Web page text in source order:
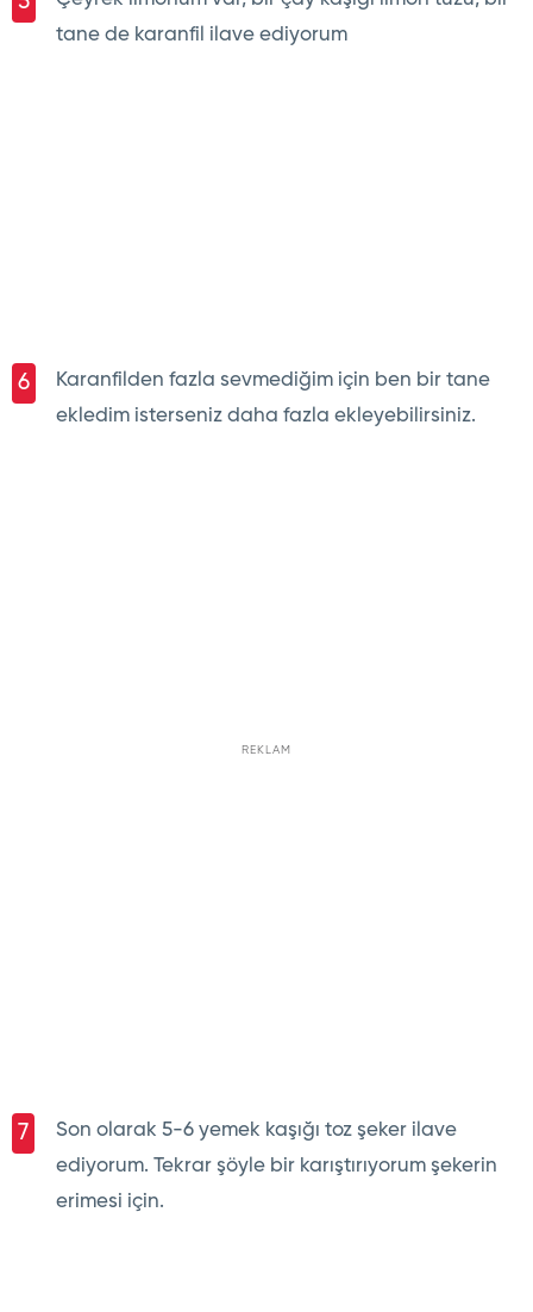
tane de karanfil ilave ediyorum
6
Karanfilden fazla sevmediğim için ben bir tane
ekledim isterseniz daha fazla ekleyebilirsiniz.
REKLAM
7
Son olarak 5-6 yemek kaşığı toz şeker ilave
ediyorum. Tekrar şöyle bir karıştırıyorum şekerin
erimesi için.